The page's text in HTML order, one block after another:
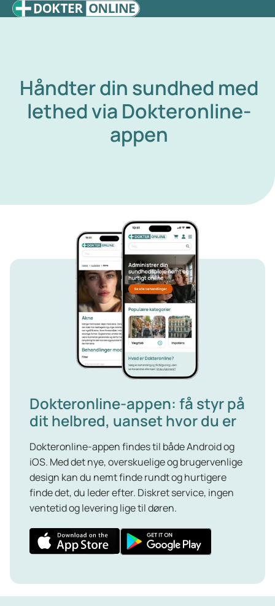
Håndter din sundhed med
lethed via Dokteronline-
appen
Dokteronline-appen: få styr på
dit helbred, uanset hvor du er
Dokteronline-appen findes til både Android og
iOS. Med det nye, overskuelige og brugervenlige
design kan du nemt finde rundt og hurtigere
finde det, du leder efter. Diskret service, ingen
ventetid og levering lige til døren.